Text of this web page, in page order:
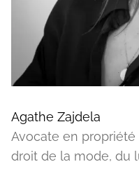
Agathe Zajdela
Avocate en
droit de la mode, du